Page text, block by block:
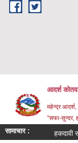
Skip to main content
आदर्श
महेन्द्र
"सफा-सुन्दर,
सामाचार : हकदावी